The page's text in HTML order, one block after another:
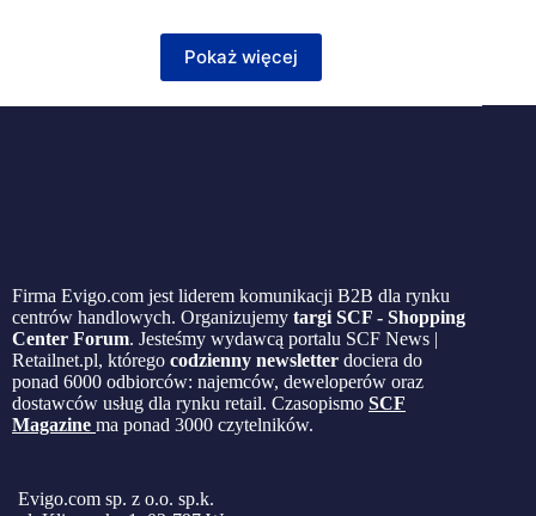
Pokaż więcej
Firma Evigo.com jest liderem komunikacji B2B dla rynku
centrów handlowych. Organizujemy targi SCF - Shopping
Center Forum. Jesteśmy wydawcą portalu SCF News |
Retailnet.pl, którego codzienny newsletter dociera do
ponad 6000 odbiorców: najemców, deweloperów oraz
dostawców usług dla rynku retail. Czasopismo SCF
Magazine ma ponad 3000 czytelników.
Evigo.com sp. z o.o. sp.k.